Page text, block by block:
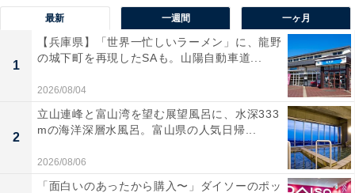
最新 一週間 一ヶ月
1
【兵庫県】「世界一忙しいラーメン」に、龍野
の城下町を再現したSAも。山陽自動車道...
2026/08/04
2
立山連峰と富山湾を望む展望風呂に、水深333
mの海洋深層水風呂。富山県の人気日帰...
2026/08/06
「面白いのあったから購入〜」ダイソーのポッ